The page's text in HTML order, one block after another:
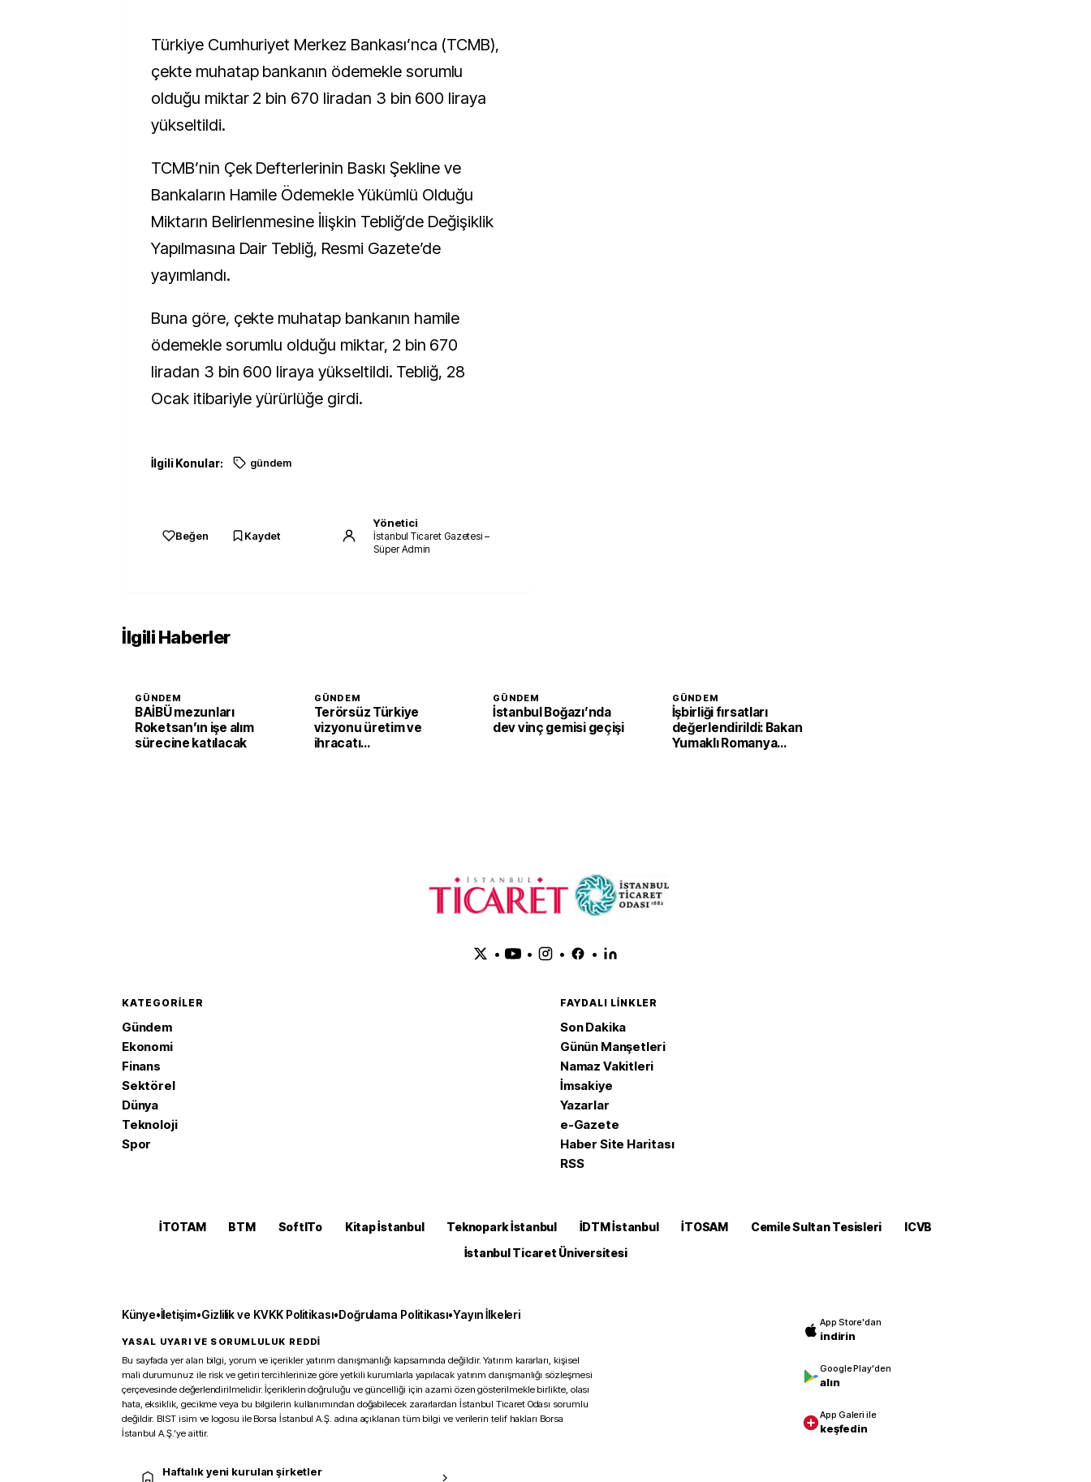
Türkiye Cumhuriyet Merkez Bankası’nca (TCMB),
çekte muhatap bankanın ödemekle sorumlu
olduğu miktar 2 bin 670 liradan 3 bin 600 liraya
yükseltildi.
TCMB’nin Çek Defterlerinin Baskı Şekline ve
Bankaların Hamile Ödemekle Yükümlü Olduğu
Miktarın Belirlenmesine İlişkin Tebliğ’de Değişiklik
Yapılmasına Dair Tebliğ, Resmi Gazete’de
yayımlandı.
Buna göre, çekte muhatap bankanın hamile
ödemekle sorumlu olduğu miktar, 2 bin 670
liradan 3 bin 600 liraya yükseltildi. Tebliğ, 28
Ocak itibariyle yürürlüğe girdi.
İlgili Konular: gündem
Beğen Kaydet
Yönetici
İstanbul Ticaret Gazetesi –
Süper Admin
İlgili Haberler
GÜNDEM
BAİBÜ mezunları
Roketsan’ın işe alım
sürecine katılacak
GÜNDEM
Terörsüz Türkiye
vizyonu üretim ve
ihracatı
GÜNDEM
İstanbul Boğazı’nda
dev vinç gemisi geçişi
GÜNDEM
İşbirliği fırsatları
değerlendirildi: Bakan
Yumaklı Romanya
• • • •
KATEGORILER
Gündem
Ekonomi
Finans
Sektörel
Dünya
Teknoloji
Spor
FAYDALI LINKLER
Son Dakika
Günün Manşetleri
Namaz Vakitleri
İmsakiye
Yazarlar
e-Gazete
Haber Site Haritası
RSS
İTOTAM BTM SoftITo Kitap İstanbul Teknopark İstanbul İDTM İstanbul İTOSAM Cemile Sultan Tesisleri
ICVB
İstanbul Ticaret Üniversitesi
Künye•İletişim•Gizlilik ve KVKK Politikası•Doğrulama Politikası•Yayın İlkeleri
YASAL UYARI VE SORUMLULUK REDDİ
Bu sayfada yer alan bilgi, yorum ve içerikler yatırım danışmanlığı kapsamında değildir. Yatırım kararları, kişisel
mali durumunuz ile risk ve getiri tercihlerinize göre yetkili kurumlarla yapılacak yatırım danışmanlığı sözleşmesi
çerçevesinde değerlendirilmelidir. İçeriklerin doğruluğu ve güncelliği için azami özen gösterilmekle birlikte, olası
hata, eksiklik, gecikme veya bu bilgilerin kullanımından doğabilecek zararlardan İstanbul Ticaret Odası sorumlu
değildir. BIST isim ve logosu ile Borsa İstanbul A.Ş. adına açıklanan tüm bilgi ve verilerin telif hakları Borsa
İstanbul A.Ş.’ye aittir.
Haftalık yeni kurulan şirketler
App Store'dan
indirin
Google Play'den
alın
App Galeri ile
keşfedin